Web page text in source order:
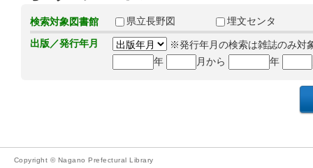
検索対象図書館 県立長野図
埋文センタ
出版／発行年月
※発行年月の検索は雑誌のみ対
年
月から 年
Copyright © Nagano Prefectural Library